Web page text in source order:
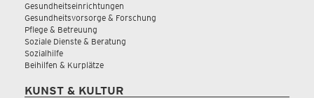
Gesundheitseinrichtungen
Gesundheitsvorsorge & Forschung
Pflege & Betreuung
Soziale Dienste & Beratung
Sozialhilfe
Beihilfen & Kurplätze
KUNST & KULTUR